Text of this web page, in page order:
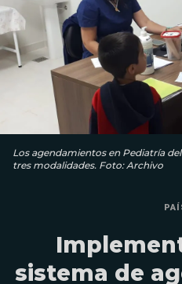
Los agendamientos en Pediatría
tres modalidades. Foto: Archivo
sistema de